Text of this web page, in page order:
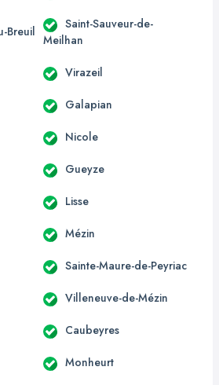
Breuil
Saint-Sauveur-de-
Meilhan
Virazeil
Galapian
Nicole
Gueyze
Lisse
Mézin
Sainte-Maure-de-Peyriac
Villeneuve-de-Mézin
Caubeyres
Monheurt